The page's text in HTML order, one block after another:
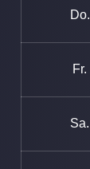
Do.
Fr.
Sa.